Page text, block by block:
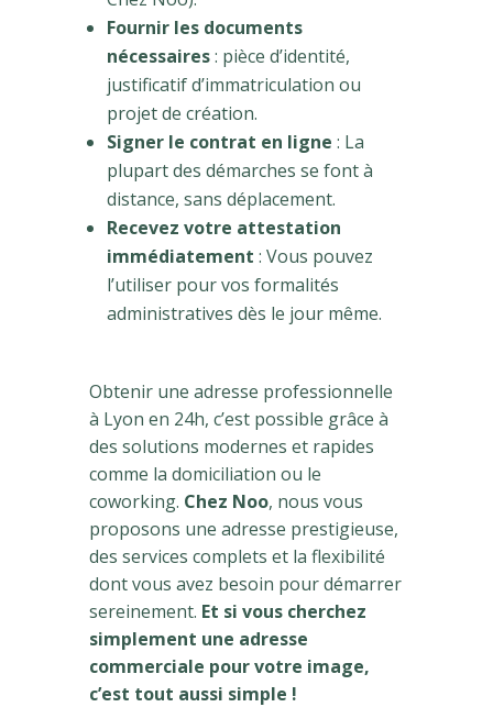
Fournir les documents
nécessaires: pièce d’identité,
justificatif d’immatriculation ou
projet de création.
Signer le contrat en ligne : La
plupart des démarches se font à
distance, sans déplacement.
Recevez votre attestation
immédiatement : Vous pouvez
l’utiliser pour vos formalités
administratives dès le jour même.
Obtenir une adresse professionnelle
à Lyon en 24h, c’est possible grâce à
des solutions modernes et rapides
comme la domiciliation ou le
coworking. Chez Noo, nous vous
proposons une adresse prestigieuse,
des services complets et la flexibilité
dont vous avez besoin pour démarrer
sereinement. Et si vous cherchez
simplement une adresse
commerciale pour votre image,
c’est tout aussi simple !